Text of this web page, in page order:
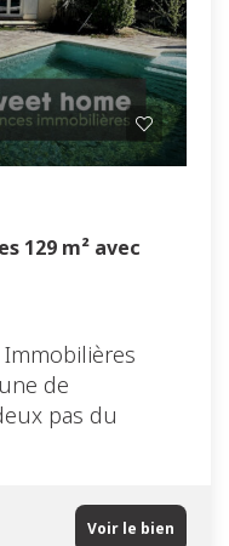
129 m² avec
Immobilières
de
pas du
Voir le bien